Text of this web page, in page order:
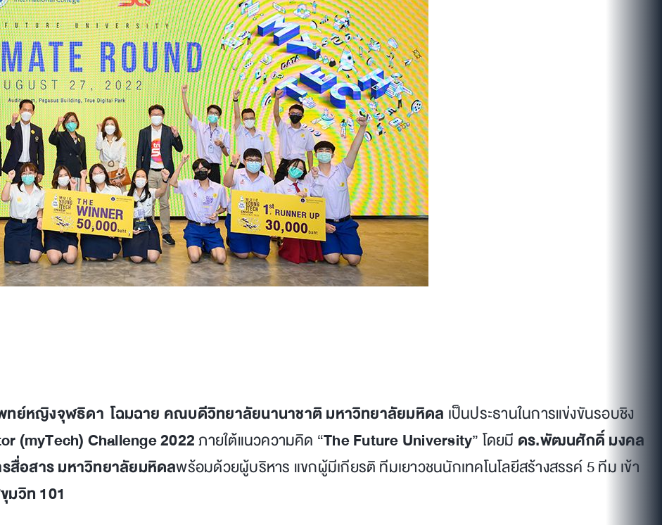
ทย์หญิงจุฬธิดา โฉมฉาย คณบดีวิทยาลัยนานาชาติ มหาวิทยาลัยมหิดล เป็นประธานในการแข่งขันรอบชิง
(myTech) Challenge 2022ภายใต้แนวความคิด “The Future University” โดยมี ดร.พัฒนศักดิ์ มงคล
สื่อสาร มหาวิทยาลัยมหิดลพร้อมด้วยผู้บริหาร แขกผู้มีเกียรติ ทีมเยาวชนนักเทคโนโลยีสร้างสรรค์ 5 ทีม เข้า
มวิท 101